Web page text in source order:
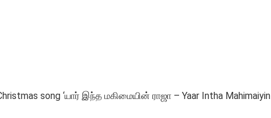
song ‘யார் இந்த மகிமையின் ராஜா – Yaar Intha Mahimaiyin